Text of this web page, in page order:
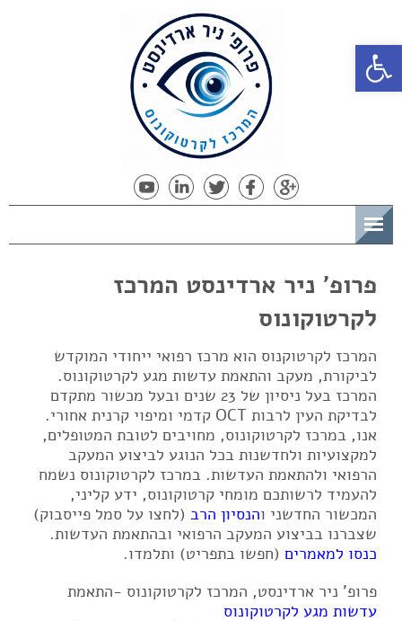
פתח סרגל נגישות
פרופ' ניר ארדינסט המרכז
לקרטוקונוס
המרכז לקרטוקנוס הוא מרכז רפואי ייחודי המוקדש
לביקורת, מעקב והתאמת עדשות מגע לקרטוקונוס.
המרכז בעל ניסיון של 23 שנים ובעל מכשור מתקדם
לבדיקת העין לרבות OCT קדמי ומיפוי קרנית אחורי.
אנו, במרכז לקרטוקונוס, מחויבים לטובת המטופלים,
למקצועיות ולחדשנות בכל הנוגע לביצוע המעקב
הרפואי ולהתאמת העדשות. במרכז לקרטוקונוס נשמח
להעמיד לרשותכם מומחי קרטוקונוס, ידע קליני,
המכשור החדשני והנסיון הרב (לחצו על סמל פייסבוק)
שצברנו בביצוע המעקב הרפואי ובהתאמת העדשות.
כנסו למאמרים (חפשו בתפריט) ותלמדו.
פרופ' ניר ארדינסט, המרכז לקרטוקונוס -התאמת
עדשות מגע לקרטוקונוס